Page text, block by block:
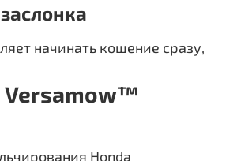
начинать кошение сразу,
Versamow™
Honda